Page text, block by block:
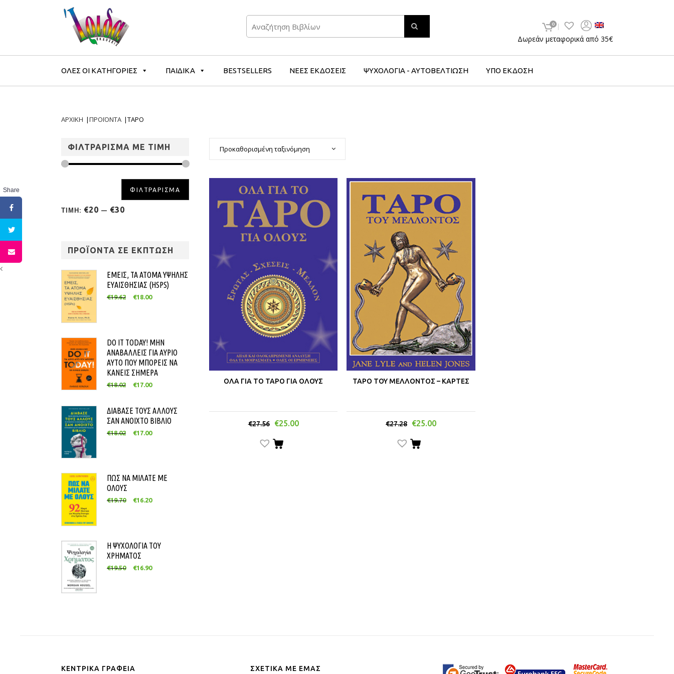
Δωρεάν μεταφορικά από 35€
0
ΟΛΕΣ ΟΙ ΚΑΤΗΓΟΡΙΕΣ ΠΑΙΔΙΚΑ BESTSELLERS ΝΕΕΣ ΕΚΔΟΣΕΙΣ ΨΥΧΟΛΟΓΙΑ - ΑΥΤΟΒΕΛΤΙΩΣΗ ΥΠΟ ΕΚΔΟΣΗ
ΑΡΧΙΚΗ |ΠΡΟΪΟΝΤΑ |ΤΑΡΟ
ΦΙΛΤΡΑΡΙΣΜΑ ΜΕ ΤΙΜΗ
ΦΙΛΤΡΑΡΙΣΜΑ
ΤΙΜΗ: €20 — €30
ΠΡΟΪΟΝΤΑ ΣΕ ΕΚΠΤΩΣΗ
ΕΜΕΙΣ, ΤΑ ΑΤΟΜΑ ΥΨΗΛΗΣ
ΕΥΑΙΣΘΗΣΙΑΣ (HSPS)
€19.62 €18.00
DO IT TODAY! ΜΗΝ
ΑΝΑΒΑΛΛΕΙΣ ΓΙΑ ΑΥΡΙΟ
ΑΥΤΟ ΠΟΥ ΜΠΟΡΕΙΣ ΝΑ
ΚΑΝΕΙΣ ΣΗΜΕΡΑ
€18.02 €17.00
ΔΙΑΒΑΣΕ ΤΟΥΣ ΑΛΛΟΥΣ
ΣΑΝ ΑΝΟΙΧΤΟ ΒΙΒΛΙΟ
€18.02 €17.00
ΠΩΣ ΝΑ ΜΙΛΑΤΕ ΜΕ
ΟΛΟΥΣ
€19.70 €16.20
Η ΨΥΧΟΛΟΓΙΑ ΤΟΥ
ΧΡΗΜΑΤΟΣ
€19.50 €16.90
Προκαθορισμένη ταξινόμηση
ΟΛΑ ΓΙΑ ΤΟ ΤΑΡΟ ΓΙΑ ΟΛΟΥΣ
€27.56 €25.00
ΤΑΡΟ ΤΟΥ ΜΕΛΛΟΝΤΟΣ – ΚΑΡΤΕΣ
€27.28 €25.00
ΚΕΝΤΡΙΚΑ ΓΡΑΦΕΙΑ ΣΧΕΤΙΚΑ ΜΕ ΕΜΑΣ
Share